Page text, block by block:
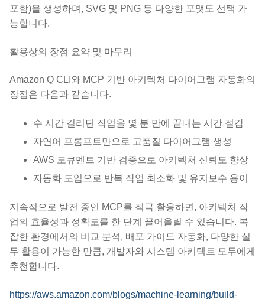
포함)을 생성하며, SVG 및 PNG 등 다양한 포맷도 선택 가
능합니다.
활용상의 장점 요약 및 마무리
Amazon Q CLI와 MCP 기반 아키텍처 다이어그램 자동화의
장점은 다음과 같습니다.
수 시간 걸리던 작업을 몇 분 만에 끝내는 시간 절감
자연어 프롬프트만으로 고품질 다이어그램 생성
AWS 도큐멘트 기반 검증으로 아키텍처 신뢰도 향상
자동화 도입으로 반복 작업 최소화 및 유지보수 용이
지속적으로 발전 중인 MCP를 적극 활용하면, 아키텍처 작
업의 효율성과 정확도를 한 단계 끌어올릴 수 있습니다. 복
잡한 환경에서의 비교 분석, 배포 가이드 자동화, 다양한 실
무 활용이 가능한 만큼, 개발자와 시스템 아키텍트 모두에게
추천합니다.
https://aws.amazon.com/blogs/machine-learning/build-